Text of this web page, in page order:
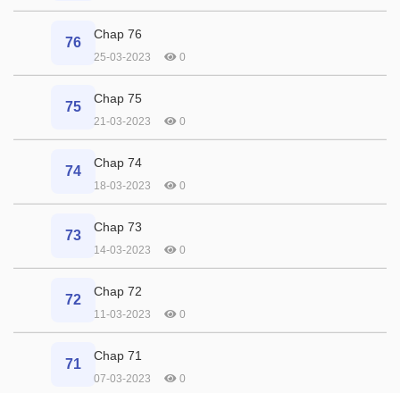
76
Chap 76
25-03-2023 0
75
Chap 75
21-03-2023 0
74
Chap 74
18-03-2023 0
73
Chap 73
14-03-2023 0
72
Chap 72
11-03-2023 0
71
Chap 71
07-03-2023 0